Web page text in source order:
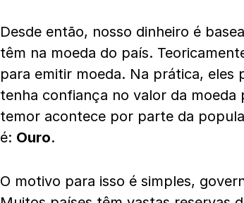
Desde então, nosso dinheiro é
têm na moeda do país.
para emitir moeda. Na prática,
tenha confiança no valor da
temor acontece por parte da
é: Ouro.
O motivo para isso é simples,